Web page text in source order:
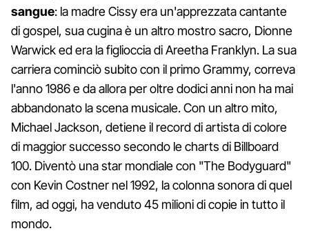
sangue: la madre Cissy era un'apprezzata cantante
di gospel, sua cugina è un altro mostro sacro, Dionne
Warwick ed era la figlioccia di Areetha Franklyn. La sua
carriera cominciò subito con il primo Grammy, correva
l'anno 1986 e da allora per oltre dodici anni non ha mai
abbandonato la scena musicale. Con un altro mito,
Michael Jackson, detiene il record di artista di colore
di maggior successo secondo le charts di Billboard
100. Diventò una star mondiale con "The Bodyguard"
con Kevin Costner nel 1992, la colonna sonora di quel
film, ad oggi, ha venduto 45 milioni di copie in tutto il
mondo.